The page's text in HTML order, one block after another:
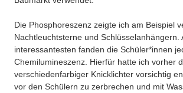
Die Phosphoreszenz zeigte ich am Beispiel
Nachtleuchtsterne und Schlüsselanhängern.
interessantesten fanden die Schüler*innen
Chemilumineszenz. Hierfür hatte ich vorher
verschiedenfarbiger Knicklichter vorsichtig
vor den Schülern zu zerbrechen und mit